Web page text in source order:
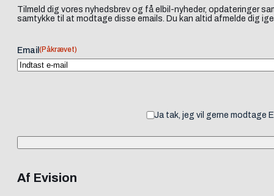
Tilmeld dig vores nyhedsbrev og få elbil-nyheder, opdateringer
samtykke til at modtage disse emails. Du kan altid afmelde dig
Email (Påkrævet)
Ja tak, jeg vil gerne modtage
Af Evision